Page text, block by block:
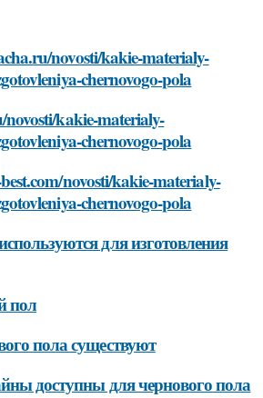
novosti/kakie-materialy-
chernovogo-pola
kakie-materialy-
chernovogo-pola
novosti/kakie-materialy-
chernovogo-pola
для изготовления
пол
пола существуют
доступны для чернового пола